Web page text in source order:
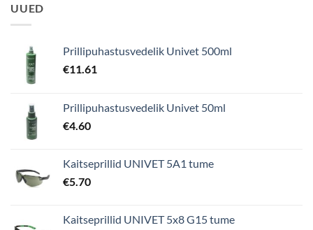
UUED
Prillipuhastusvedelik Univet 500ml
€11.61
Prillipuhastusvedelik Univet 50ml
€4.60
Kaitseprillid UNIVET 5A1 tume
€5.70
Kaitseprillid UNIVET 5x8 G15 tume